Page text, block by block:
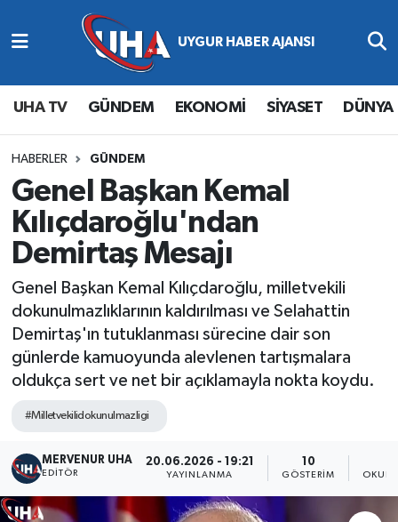
UHA TV GÜNDEM EKONOMİ SİYASET DÜNYA
HABERLER GÜNDEM
Genel Başkan Kemal
Kılıçdaroğlu'ndan
Demirtaş Mesajı
Genel Başkan Kemal Kılıçdaroğlu, milletvekili
dokunulmazlıklarının kaldırılması ve Selahattin
Demirtaş'ın tutuklanması sürecine dair son
günlerde kamuoyunda alevlenen tartışmalara
oldukça sert ve net bir açıklamayla nokta koydu.
#Milletvekilidokunulmazligi
MERVENUR UHA
EDITÖR
20.06.2026 - 19:21
YAYINLANMA
10
GÖSTERIM
Abone Ol
Gündem
Ekonomi
Magazin
Siyaset
Spor
Yaşam
Nöbetçi Eczaneler
Hava Durumu
Namaz Vakitleri
Trafik Durumu
Süper Lig Puan Durumu ve Fikstür
Tüm Manşetler
Son Dakika Haberleri
Haber Arşivi